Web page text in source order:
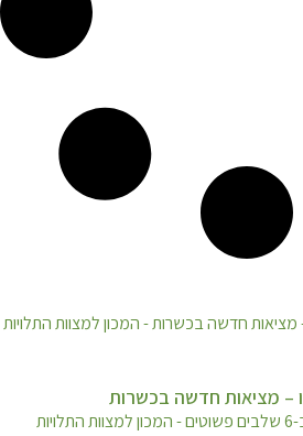
– מציאות חדשה בכשרות